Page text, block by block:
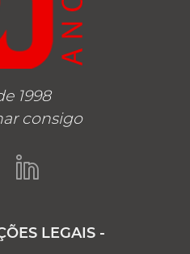
1998
consigo
LEGAIS -